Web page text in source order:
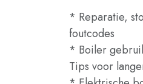
* Reparatie,
foutcodes
* Boiler
Tips voor